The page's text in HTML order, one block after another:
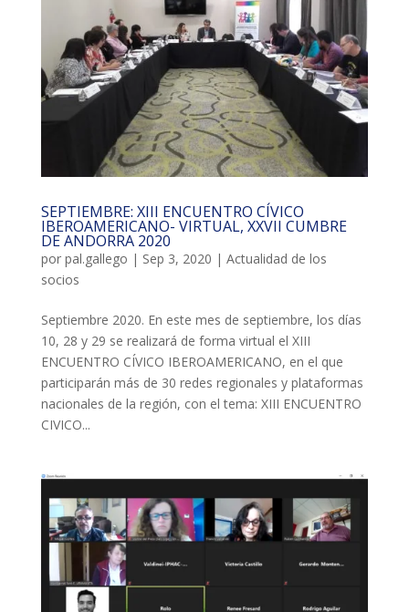
SEPTIEMBRE: XIII ENCUENTRO CÍVICO
IBEROAMERICANO- VIRTUAL, XXVII CUMBRE
DE ANDORRA 2020
por pal.gallego | Sep 3, 2020 | Actualidad de los
socios
Septiembre 2020. En este mes de septiembre, los días
10, 28 y 29 se realizará de forma virtual el XIII
ENCUENTRO CÍVICO IBEROAMERICANO, en el que
participarán más de 30 redes regionales y plataformas
nacionales de la región, con el tema: XIII ENCUENTRO
CIVICO...
ACTUALITAT
Notícies
Butlletins
Diari de la Fundació
Fundesplai als mitjans
Xarxes socials
COL·LABORA
Fes un donatiu
Treballa amb nosaltres